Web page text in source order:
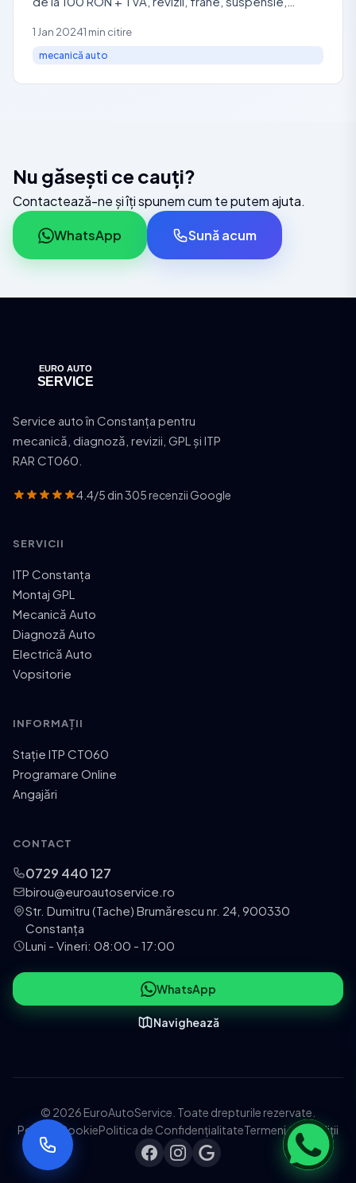
1 Jan 20241 min citire
mecanică auto
Nu găsești ce cauți?
Contactează-ne și îți spunem cum te putem ajuta.
WhatsApp Sună acum
Service auto în Constanța pentru
mecanică, diagnoză, revizii, GPL și ITP
RAR CT060.
4.4/5 din 305 recenzii Google
SERVICII
ITP Constanța
Montaj GPL
Mecanică Auto
Diagnoză Auto
Electrică Auto
Vopsitorie
INFORMAȚII
Stație ITP CT060
Programare Online
Angajări
CONTACT
0729 440 127
birou@euroautoservice.ro
Str. Dumitru (Tache) Brumărescu nr. 24, 900330
Constanța
Luni - Vineri: 08:00 - 17:00
WhatsApp
Navighează
© 2026 EuroAutoService. Toate drepturile rezervate.
Politica CookiePolitica de ConfidențialitateTermeni și Condiții